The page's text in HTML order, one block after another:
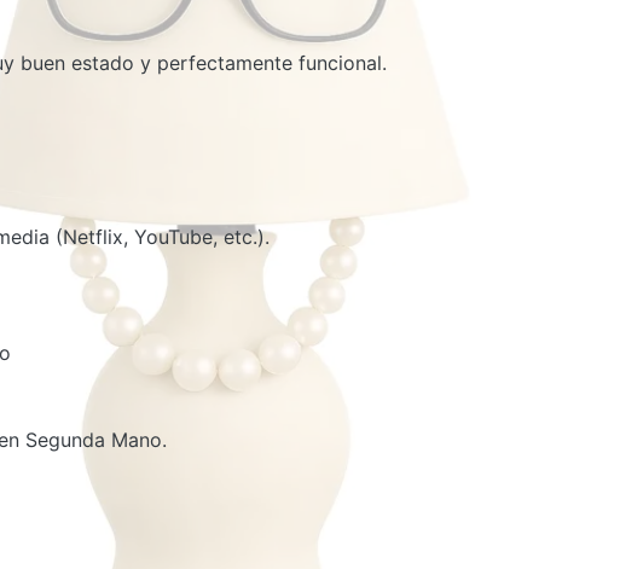
buen estado y perfectamente funcional.
(Netflix, YouTube, etc.).
Segunda Mano.